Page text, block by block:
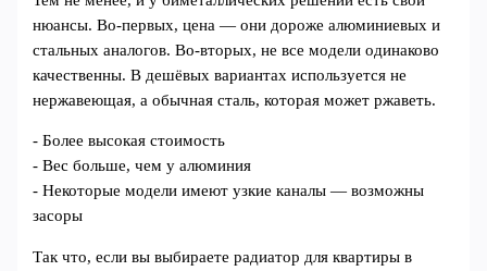
нюансы. Во-первых, цена — они дороже алюминиевых и
стальных аналогов. Во-вторых, не все модели одинаково
качественны. В дешёвых вариантах используется не
нержавеющая, а обычная сталь, которая может ржаветь.
- Более высокая стоимость
- Вес больше, чем у алюминия
- Некоторые модели имеют узкие каналы — возможны
засоры
Так что, если вы выбираете радиатор для квартиры в